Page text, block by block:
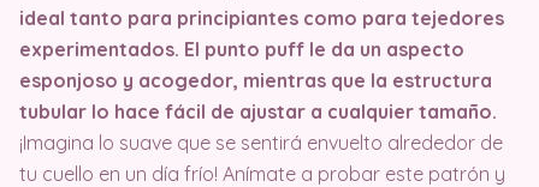
ideal tanto para principiantes como para tejedores
experimentados. El punto puff le da un aspecto
esponjoso y acogedor, mientras que la estructura
tubular lo hace fácil de ajustar a cualquier tamaño.
¡Imagina lo suave que se sentirá envuelto alrededor de
tu cuello en un día frío! Anímate a probar este patrón y